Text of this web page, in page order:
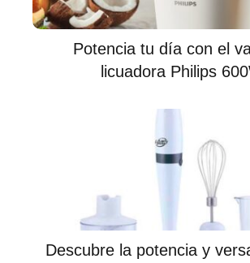
Potencia tu día con el
licuadora Philips
Descubre la potencia y